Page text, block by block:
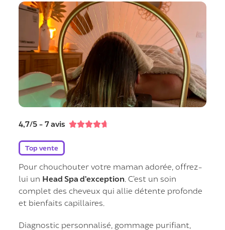
4,7/5 - 7 avis 
Top vente
Pour chouchouter votre maman adorée, offrez-
lui un Head Spa d’exception . C’est un soin
complet des cheveux qui allie détente profonde
et bienfaits capillaires.
Diagnostic personnalisé, gommage purifiant,